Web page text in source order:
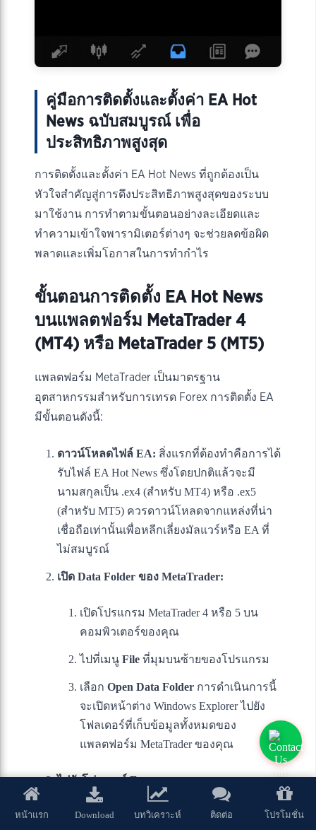
คู่มือการติดตั้งและตั้งค่า EA Hot
News ฉบับสมบูรณ์ เพื่อ
ประสิทธิภาพสูงสุด
การติดตั้งและตั้งค่า EA Hot News ที่ถูกต้องเป็น
หัวใจสำคัญสู่การดึงประสิทธิภาพสูงสุดของระบบ
มาใช้งาน การทำตามขั้นตอนอย่างละเอียดและ
ทำความเข้าใจพารามิเตอร์ต่างๆ จะช่วยลดข้อผิด
พลาดและเพิ่มโอกาสในการทำกำไร
ขั้นตอนการติดตั้ง EA Hot News
บนแพลตฟอร์ม MetaTrader 4
(MT4) หรือ MetaTrader 5 (MT5)
แพลตฟอร์ม MetaTrader เป็นมาตรฐาน
อุตสาหกรรมสำหรับการเทรด Forex การติดตั้ง EA
มีขั้นตอนดังนี้:
ดาวน์โหลดไฟล์ EA: สิ่งแรกที่ต้องทำคือการได้
รับไฟล์ EA Hot News ซึ่งโดยปกติแล้วจะมี
นามสกุลเป็น .ex4 (สำหรับ MT4) หรือ .ex5
(สำหรับ MT5) ควรดาวน์โหลดจากแหล่งที่น่า
เชื่อถือเท่านั้นเพื่อหลีกเลี่ยงมัลแวร์หรือ EA ที่
ไม่สมบูรณ์
เปิด Data Folder ของ MetaTrader:
เปิดโปรแกรม MetaTrader 4 หรือ 5 บน
คอมพิวเตอร์ของคุณ
ไปที่เมนู File ที่มุมบนซ้ายของโปรแกรม
เลือก Open Data Folder การดำเนินการนี้
จะเปิดหน้าต่าง Windows Explorer ไปยัง
โฟลเดอร์ที่เก็บข้อมูลทั้งหมดของ
แพลตฟอร์ม MetaTrader ของคุณ
ไปยังโฟลเดอร์ Experts:
ภายใน Data Folder ให้เปิดโฟลเดอร์
หน้าแรก Download บทวิเคราะห์ ติดต่อ โปรโมชั่น